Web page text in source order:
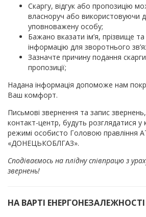
Скаргу, відгук або пропозицію
власноруч або використовуючи
уповноважену особу;
Бажано вказати ім’я, прізвище
інформацію для зворотнього
Зазначте причину подання
пропозиції;
Надана інформація допоможе нам
Ваш комфорт.
Письмові звернення та запис
контакт-центр, будуть розглядатися у
режимі особисто Головою правління
«ДОНЕЦЬКОБЛГАЗ».
Сподіваємось на плідну співпрацю з
звернень!
НА ВАРТІ ЕНЕРГОНЕЗАЛЕЖНОСТІ